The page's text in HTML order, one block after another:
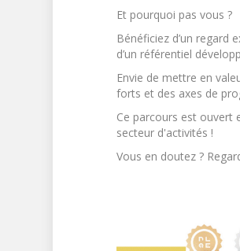
Et pourquoi pas vous ?
Bénéficiez d’un regard
d’un référentiel
Envie de mettre en
forts et des axes de
Ce parcours est ouvert
secteur d'activités !
Vous en doutez ?